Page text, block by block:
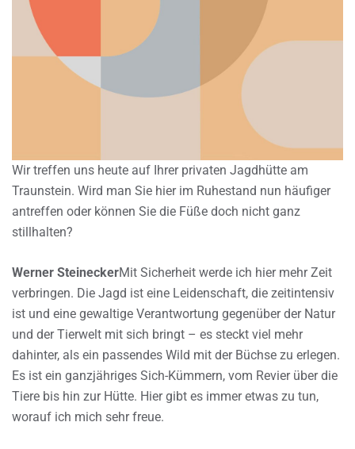
Wir treffen uns heute auf Ihrer privaten Jagdhütte am
Traunstein. Wird man Sie hier im Ruhestand nun häufiger
antreffen oder können Sie die Füße doch nicht ganz
stillhalten?
Werner SteineckerMit Sicherheit werde ich hier mehr Zeit
verbringen. Die Jagd ist eine Leidenschaft, die zeitintensiv
ist und eine gewaltige Verantwortung gegenüber der Natur
und der Tierwelt mit sich bringt – es steckt viel mehr
dahinter, als ein passendes Wild mit der Büchse zu erlegen.
Es ist ein ganzjähriges Sich-Kümmern, vom Revier über die
Tiere bis hin zur Hütte. Hier gibt es immer etwas zu tun,
worauf ich mich sehr freue.